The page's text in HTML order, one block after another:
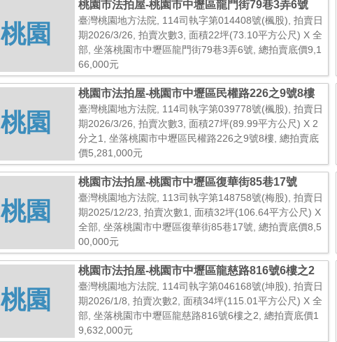
桃園
桃園市法拍屋-桃園市中壢區龍門街79巷3弄6號
臺灣桃園地方法院, 114司執字第014408號(楓股), 拍賣日
期2026/3/26, 拍賣次數3, 面積22坪(73.10平方公尺) X 全
部, 坐落桃園市中壢區龍門街79巷3弄6號, 總拍賣底價9,1
66,000元
桃園
桃園市法拍屋-桃園市中壢區民權路226之9號8樓
臺灣桃園地方法院, 114司執字第039778號(楓股), 拍賣日
期2026/3/26, 拍賣次數3, 面積27坪(89.99平方公尺) X 2
分之1, 坐落桃園市中壢區民權路226之9號8樓, 總拍賣底
價5,281,000元
桃園
桃園市法拍屋-桃園市中壢區復華街85巷17號
臺灣桃園地方法院, 113司執字第148758號(梅股), 拍賣日
期2025/12/23, 拍賣次數1, 面積32坪(106.64平方公尺) X
全部, 坐落桃園市中壢區復華街85巷17號, 總拍賣底價8,5
00,000元
桃園
桃園市法拍屋-桃園市中壢區龍慈路816號6樓之2
臺灣桃園地方法院, 114司執字第046168號(坤股), 拍賣日
期2026/1/8, 拍賣次數2, 面積34坪(115.01平方公尺) X 全
部, 坐落桃園市中壢區龍慈路816號6樓之2, 總拍賣底價1
9,632,000元